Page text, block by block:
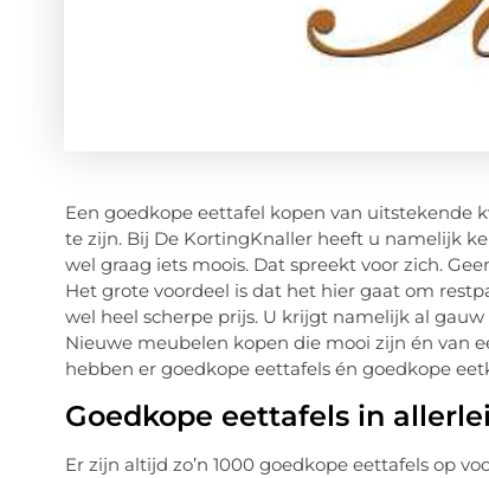
Een goedkope eettafel kopen van
te zijn. Bij De KortingKnaller heeft u namelijk
wel graag iets moois. Dat spreekt voor zich.
Het grote voordeel is dat het hier gaat om
wel heel scherpe prijs. U krijgt namelijk al
Nieuwe meubelen kopen die mooi zijn én van
hebben er goedkope eettafels én goedkope
Goedkope eettafels in
Er zijn altijd zo’n 1000 goedkope eettafels op